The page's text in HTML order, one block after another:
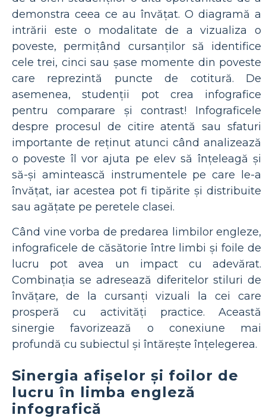
demonstra ceea ce au învățat. O diagramă a
intrării este o modalitate de a vizualiza o
poveste, permițând cursanților să identifice
cele trei, cinci sau șase momente din poveste
care reprezintă puncte de cotitură. De
asemenea, studenții pot crea infografice
pentru comparare și contrast! Infograficele
despre procesul de citire atentă sau sfaturi
importante de reținut atunci când analizează
o poveste îl vor ajuta pe elev să înțeleagă și
să-și amintească instrumentele pe care le-a
învățat, iar acestea pot fi tipărite și distribuite
sau agățate pe peretele clasei.
Când vine vorba de predarea limbilor engleze,
infograficele de căsătorie între limbi și foile de
lucru pot avea un impact cu adevărat.
Combinația se adresează diferitelor stiluri de
învățare, de la cursanți vizuali la cei care
prosperă cu activități practice. Această
sinergie favorizează o conexiune mai
profundă cu subiectul și întărește înțelegerea.
Sinergia afișelor și foilor de
lucru în limba engleză
infografică